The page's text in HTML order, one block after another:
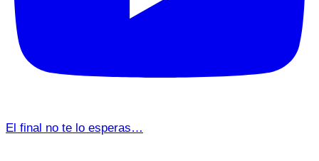
El final no te lo esperas…